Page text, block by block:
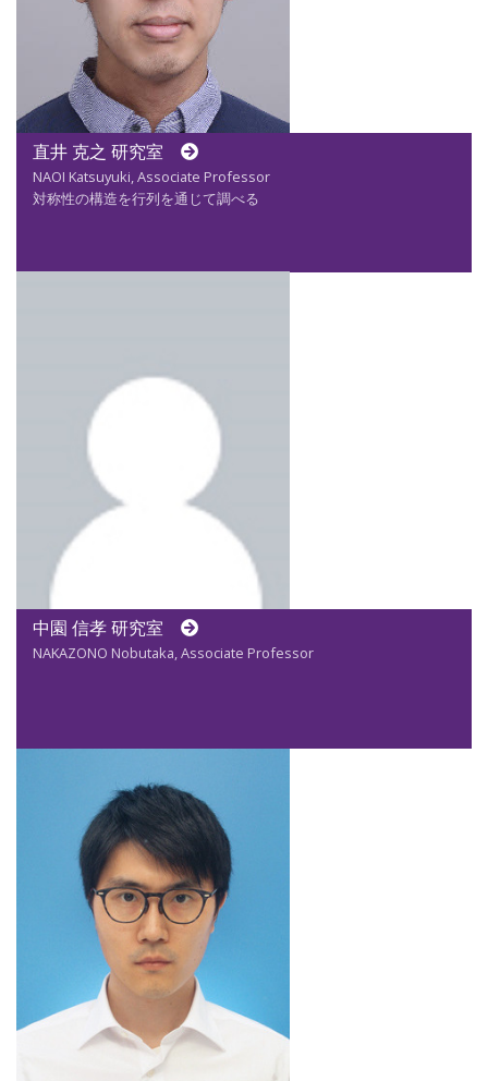
直井 克之 研究室
NAOI Katsuyuki, Associate Professor
対称性の構造を行列を通じて調べる
中園 信孝 研究室
NAKAZONO Nobutaka, Associate Professor